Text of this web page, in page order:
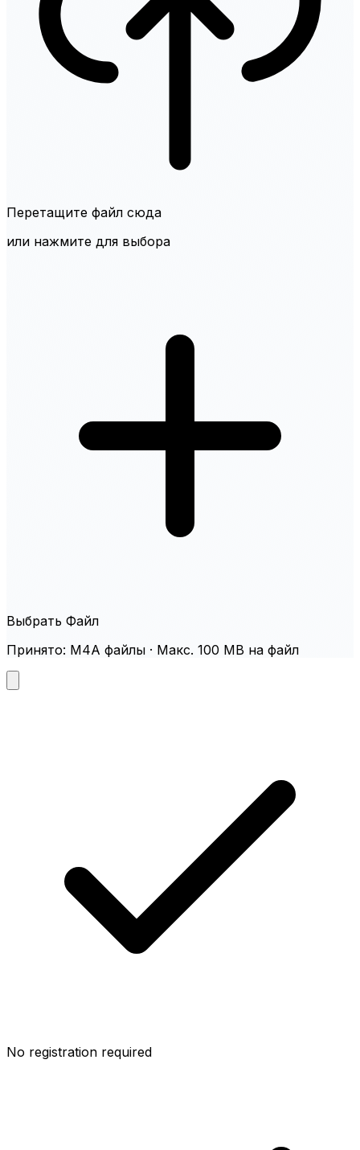
Перетащите файл сюда
или нажмите для выбора
Выбрать Файл
Принято: M4A файлы · Макс. 100 MB на файл
No registration required